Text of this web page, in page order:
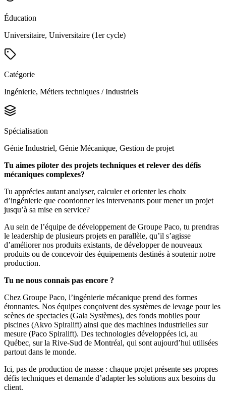
Éducation
Universitaire, Universitaire (1er cycle)
Catégorie
Ingénierie, Métiers techniques / Industriels
Spécialisation
Génie Industriel, Génie Mécanique, Gestion de projet
Tu aimes piloter des projets techniques et relever des défis
mécaniques complexes?
Tu apprécies autant analyser, calculer et orienter les choix
d’ingénierie que coordonner les intervenants pour mener un projet
jusqu’à sa mise en service?
Au sein de l’équipe de développement de Groupe Paco, tu prendras
le leadership de plusieurs projets en parallèle, qu’il s’agisse
d’améliorer nos produits existants, de développer de nouveaux
produits ou de concevoir des équipements destinés à soutenir notre
production.
Tu ne nous connais pas encore ?
Chez Groupe Paco, l’ingénierie mécanique prend des formes
étonnantes. Nos équipes conçoivent des systèmes de levage pour les
scènes de spectacles (Gala Systèmes), des fonds mobiles pour
piscines (Akvo Spiralift) ainsi que des machines industrielles sur
mesure (Paco Spiralift). Des technologies développées ici, au
Québec, sur la Rive-Sud de Montréal, qui sont aujourd’hui utilisées
partout dans le monde.
Ici, pas de production de masse : chaque projet présente ses propres
défis techniques et demande d’adapter les solutions aux besoins du
client.